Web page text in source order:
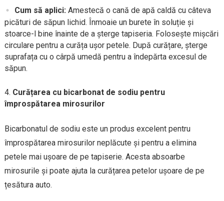
Cum să aplici: Amestecă o cană de apă caldă cu câteva
picături de săpun lichid. Înmoaie un burete în soluție și
stoarce-l bine înainte de a șterge tapiseria. Folosește mișcări
circulare pentru a curăța ușor petele. După curățare, șterge
suprafața cu o cârpă umedă pentru a îndepărta excesul de
săpun.
Curățarea cu bicarbonat de sodiu pentru
împrospătarea mirosurilor
Bicarbonatul de sodiu este un produs excelent pentru
împrospătarea mirosurilor neplăcute și pentru a elimina
petele mai ușoare de pe tapiserie. Acesta absoarbe
mirosurile și poate ajuta la curățarea petelor ușoare de pe
țesătura auto.